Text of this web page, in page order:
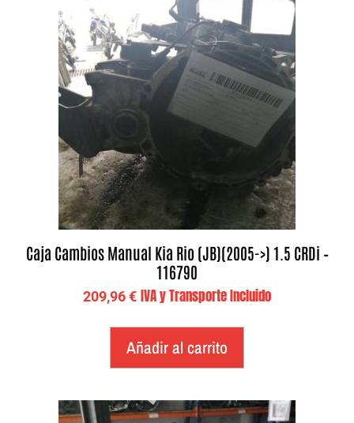
Caja Cambios Manual Kia Rio (JB)(2005->) 1.5 CRDi –
116790
209,96€ IVA y Transporte Incluido
Añadir al carrito